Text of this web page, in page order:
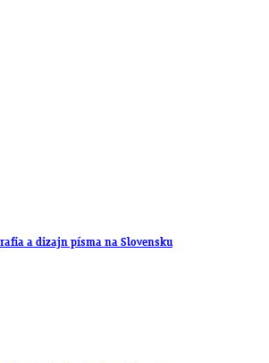
a dizajn písma na Slovensku